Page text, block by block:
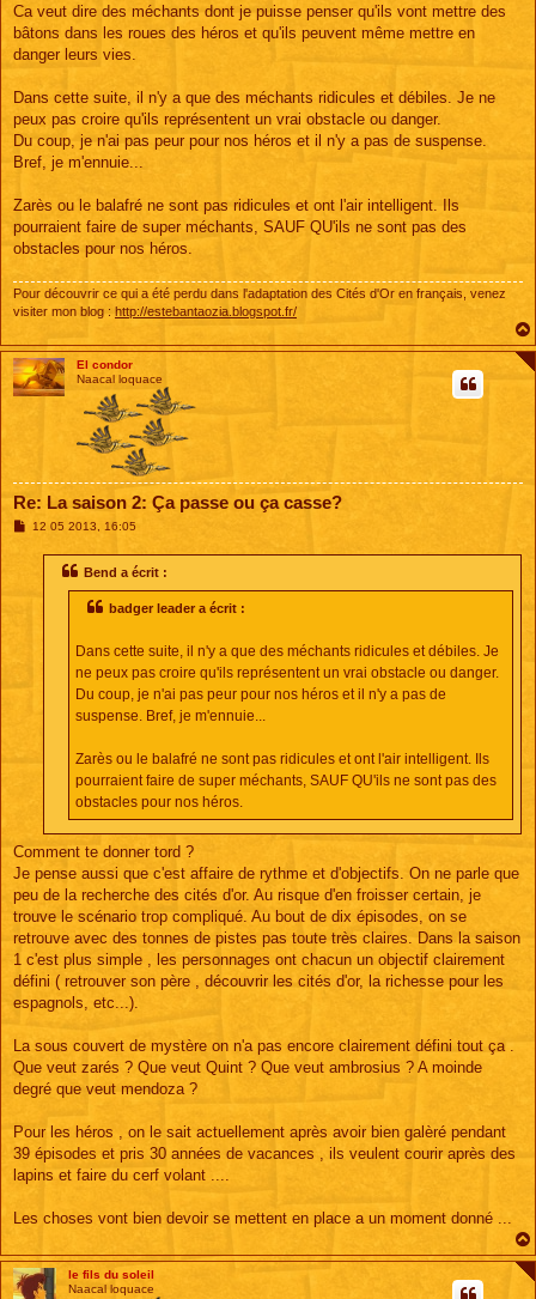
Ca veut dire des méchants dont je puisse penser qu'ils vont mettre des
bâtons dans les roues des héros et qu'ils peuvent même mettre en
danger leurs vies.
Dans cette suite, il n'y a que des méchants ridicules et débiles. Je ne
peux pas croire qu'ils représentent un vrai obstacle ou danger.
Du coup, je n'ai pas peur pour nos héros et il n'y a pas de suspense.
Bref, je m'ennuie...
Zarès ou le balafré ne sont pas ridicules et ont l'air intelligent. Ils
pourraient faire de super méchants, SAUF QU'ils ne sont pas des
obstacles pour nos héros.
Pour découvrir ce qui a été perdu dans l'adaptation des Cités d'Or en français, venez
visiter mon blog : http://estebantaozia.blogspot.fr/
El condor
Naacal loquace
Re: La saison 2: Ça passe ou ça casse?
M12 05 2013, 16:05
Bend a écrit :
badger leader a écrit :
Dans cette suite, il n'y a que des méchants ridicules et débiles. Je
ne peux pas croire qu'ils représentent un vrai obstacle ou danger.
Du coup, je n'ai pas peur pour nos héros et il n'y a pas de
suspense. Bref, je m'ennuie...
Zarès ou le balafré ne sont pas ridicules et ont l'air intelligent. Ils
pourraient faire de super méchants, SAUF QU'ils ne sont pas des
obstacles pour nos héros.
Comment te donner tord ?
Je pense aussi que c'est affaire de rythme et d'objectifs. On ne parle que
peu de la recherche des cités d'or. Au risque d'en froisser certain, je
trouve le scénario trop compliqué. Au bout de dix épisodes, on se
retrouve avec des tonnes de pistes pas toute très claires. Dans la saison
1 c'est plus simple , les personnages ont chacun un objectif clairement
défini ( retrouver son père , découvrir les cités d'or, la richesse pour les
espagnols, etc...).
La sous couvert de mystère on n'a pas encore clairement défini tout ça .
Que veut zarés ? Que veut Quint ? Que veut ambrosius ? A moinde
degré que veut mendoza ?
Pour les héros , on le sait actuellement après avoir bien galèré pendant
39 épisodes et pris 30 années de vacances , ils veulent courir après des
lapins et faire du cerf volant ....
Les choses vont bien devoir se mettent en place a un moment donné ...
le fils du soleil
Naacal loquace